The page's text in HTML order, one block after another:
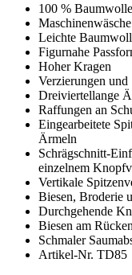
100 % Baumwolle
Maschinenwäsche
Leichte
Figurnahe
Hoher Kragen
Verzierungen und
Dreiviertellange
Raffungen an
Eingearbeitete
Ärmeln
Schrägschnitt-
einzelnem
Vertikale
Biesen, Broderie
Durchgehende
Biesen am Rücken
Schmaler
Artikel-Nr. TD85